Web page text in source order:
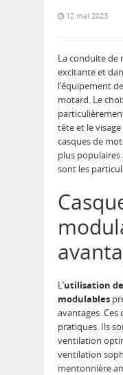
12 mai 2023
La conduite de
excitante et
l’équipement
motard. Le
tête et le
casques de
plus populaires
sont les
L’utilisation
modulables
avantages.
pratiques. Ils
ventilation
ventilation
mentonnière